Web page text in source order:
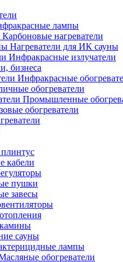
лампы
Карбоновые нагреватели
Нагреватели для ИК сауны
Инфракрасные излучатели
бизнеса
Инфракрасные
обогреватели
Промышленные
обогреватели
кабели
пушки
завесы
сауны
лампы
обогреватели